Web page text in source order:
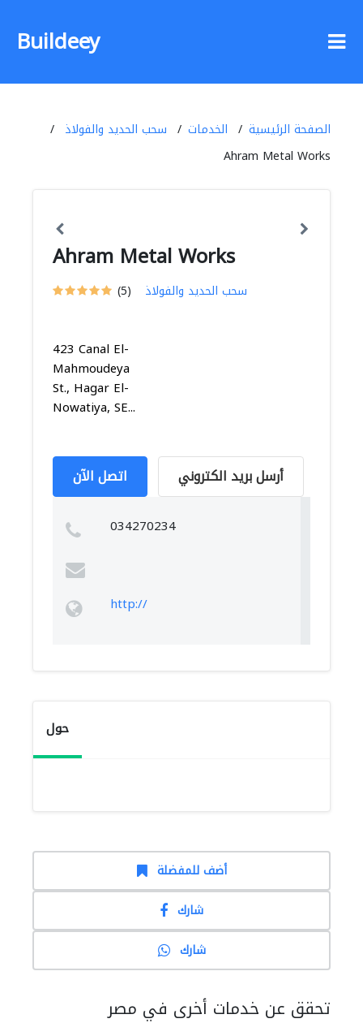
Buildeey
الصفحة الرئيسية الخدمات
سحب الحديد والفولاذ
Ahram Metal Works
Ahram Metal Works
(5) سحب الحديد والفولاذ
423 Canal El-
Mahmoudeya
St., Hagar El-
Nowatiya, SE...
اتصل الآن أرسل بريد الكتروني
034270234
http://
حول
أضف للمفضلة
شارك
شارك
تحقق عن خدمات أخرى في مصر